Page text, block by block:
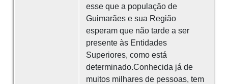
esse que a população de
Guimarães e sua Região
esperam que não tarde a ser
presente às Entidades
Superiores, como está
determinado.Conhecida já de
muitos milhares de pessoas, tem